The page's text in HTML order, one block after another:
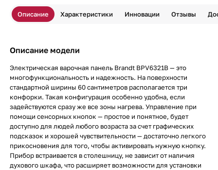
Описание Характеристики Инновации Отзывы
Описание модели
Электрическая варочная панель Brandt BPV6321B — это
многофункциональность и надежность. На поверхности
стандартной ширины 60 сантиметров располагается три
конфорки. Такая конфигурация особенно удобна, если
задействуются сразу же все зоны нагрева. Управление при
помощи сенсорных кнопок — простое и понятное, будет
доступно для людей любого возраста за счет графических
подсказок и хорошей чувствительности — достаточно легкого
прикосновения для того, чтобы активировать нужную кнопку.
Прибор встраивается в столешницу, не зависит от наличия
духового шкафа, что расширяет возможности для установки